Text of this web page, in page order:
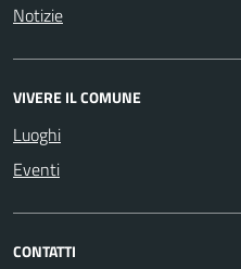
Notizie
VIVERE IL COMUNE
Luoghi
Eventi
CONTATTI